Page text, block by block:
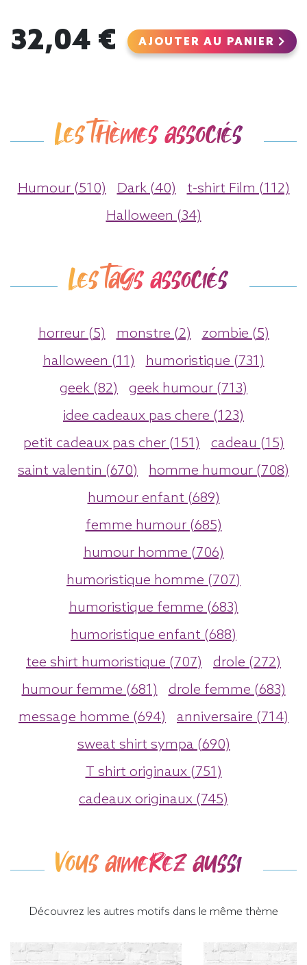
32,04 € AJOUTER AU PANIER
Les thèmes associés
Humour (510) Dark (40)
t-shirt Film (112)
Halloween (34)
Les tags associés
horreur (5) monstre (2)
zombie (5)
halloween (11)
humoristique (731)
geek (82)
geek humour (713)
idee cadeaux pas chere (123)
petit cadeaux pas cher (151)
cadeau (15)
saint valentin (670)
homme humour (708)
humour enfant (689)
femme humour (685)
humour homme (706)
humoristique homme (707)
humoristique femme (683)
humoristique enfant (688)
tee shirt humoristique (707)
drole (272)
humour femme (681)
drole femme (683)
message homme (694)
anniversaire (714)
sweat shirt sympa (690)
T shirt originaux (751)
cadeaux originaux (745)
Vous aimerez aussi
Découvrez les autres motifs dans le même thème